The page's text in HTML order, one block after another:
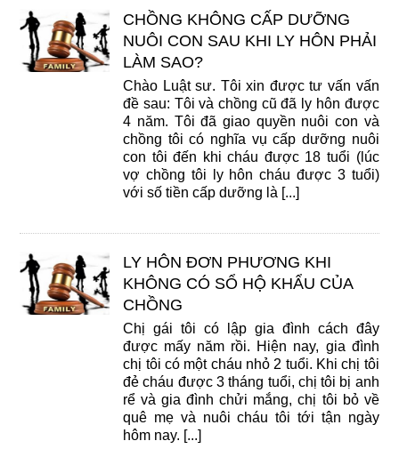
CHỒNG KHÔNG CẤP DƯỠNG
NUÔI CON SAU KHI LY HÔN PHẢI
LÀM SAO?
Chào Luật sư. Tôi xin được tư vấn vấn
đề sau: Tôi và chồng cũ đã ly hôn được
4 năm. Tôi đã giao quyền nuôi con và
chồng tôi có nghĩa vụ cấp dưỡng nuôi
con tôi đến khi cháu được 18 tuổi (lúc
vợ chồng tôi ly hôn cháu được 3 tuổi)
với số tiền cấp dưỡng là [...]
LY HÔN ĐƠN PHƯƠNG KHI
KHÔNG CÓ SỔ HỘ KHẨU CỦA
CHỒNG
Chị gái tôi có lập gia đình cách đây
được mấy năm rồi. Hiện nay, gia đình
chị tôi có một cháu nhỏ 2 tuổi. Khi chị tôi
đẻ cháu được 3 tháng tuổi, chị tôi bị anh
rể và gia đình chửi mắng, chị tôi bỏ về
quê mẹ và nuôi cháu tôi tới tận ngày
hôm nay. [...]